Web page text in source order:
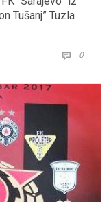
Tušanj” Tuzla
 0